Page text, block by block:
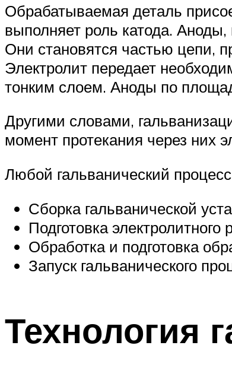
Обрабатываемая деталь
выполняет роль катода.
Они становятся частью цепи,
Электролит передает
тонким слоем. Аноды по
Другими словами,
момент протекания через них
Любой гальванический
Сборка гальванической
Подготовка электролитного
Обработка и подготовка
Запуск гальванического
Технология